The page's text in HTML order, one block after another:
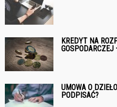
KREDYT NA
UMOWA O
PODPISAĆ?